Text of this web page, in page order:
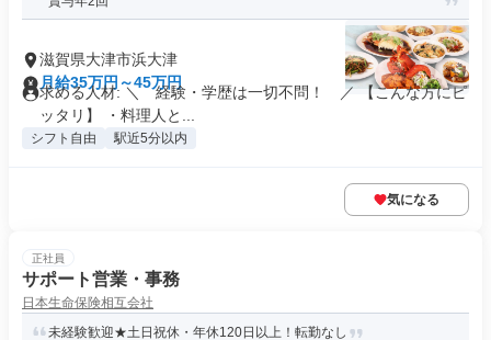
滋賀県大津市浜大津
月給35万円～45万円
求める人材: ＼ 経験・学歴は一切不問！ ／ 【こんな方にピ
ッタリ】 ・料理人と...
シフト自由 駅近5分以内
気になる
正社員
サポート営業・事務
日本生命保険相互会社
未経験歓迎★土日祝休・年休120日以上！転勤なし